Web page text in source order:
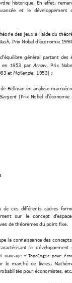
re historique. En effet,
e et le développement
des jeux à l’aide du
, Prix Nobel d’économie
d’équilibre général partant des
en 1953 par Arrow, Prix No
et McKenzie, 1953) ;
de Bellman en analyse
Sargent (Prix Nobel d’économie
de ces différents cadres
sur le concept d’espace
de théorèmes du point fixe.
la connaissance des
aractérisant le  développement
ouvrage « Topologie pour
le marché de livres,
ités pour économistes,